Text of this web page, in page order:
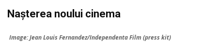
Nașterea noului cinema
Image: Jean Louis Fernandez/Independenta Film (press kit)